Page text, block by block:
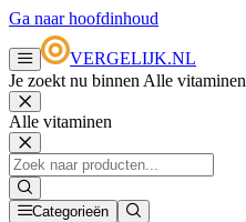
Ga naar hoofdinhoud
VERGELIJK.NL
Je zoekt nu binnen Alle vitaminen
Alle vitaminen
Categorieën